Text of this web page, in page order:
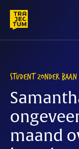
content
STUDENT ZONDER BAAN
maand